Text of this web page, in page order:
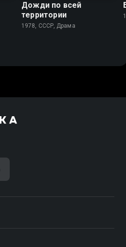
Дожди по всей
территории
1978, СССР, Драма